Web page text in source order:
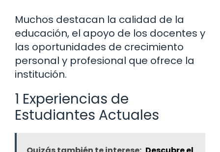
Muchos destacan la calidad de la
educación, el apoyo de los docentes y
las oportunidades de crecimiento
personal y profesional que ofrece la
institución.
1 Experiencias de
Estudiantes Actuales